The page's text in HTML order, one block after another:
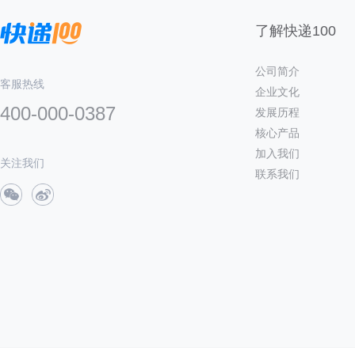
客服热线
400-000-0387
关注我们
了解快递100
公司简介
企业文化
发展历程
核心产品
加入我们
联系我们